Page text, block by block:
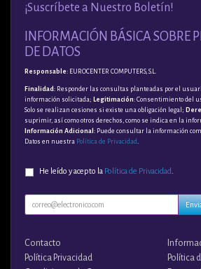
¡Suscríbete a Nuestro Boletín!
INFORMACIÓN BÁSICA SOBRE
DE DATOS
Responsable: EUROCENTER COMPUTERS, S.L.
Finalidad : Responder las consultas planteadas por el
información solicitada; Legitimación: Consentimiento del
Solo se realizan cesiones si existe una obligación legal;
suprimir, así como otros derechos, como se indica en la
Información Adicional : Puede consultar la información
Datos en nuestra Política de Privacidad
He leído y acepto la Política de Privacidad.
Contacto
Política Privacidad
Política